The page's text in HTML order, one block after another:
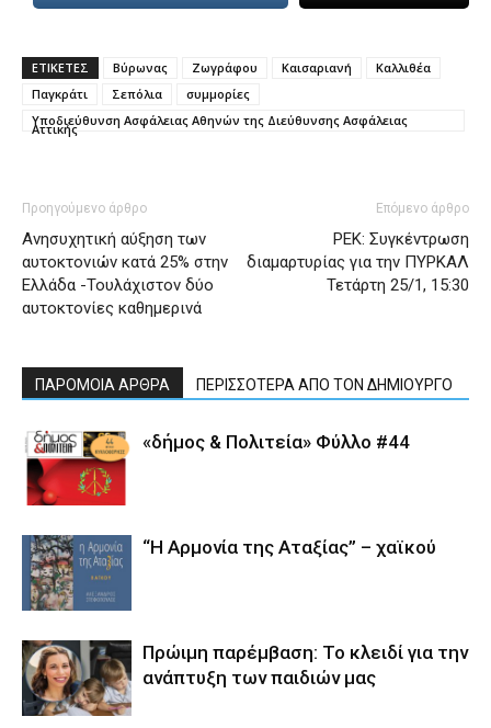
ΕΤΙΚΕΤΕΣ Βύρωνας Ζωγράφου Καισαριανή
Καλλιθέα
Παγκράτι
Σεπόλια
συμμορίες
Υποδιεύθυνση Ασφάλειας Αθηνών της Διεύθυνσης Ασφάλειας
Αττικής
Προηγούμενο άρθρο
Ανησυχητική αύξηση των
αυτοκτονιών κατά 25% στην
Ελλάδα -Τουλάχιστον δύο
αυτοκτονίες καθημερινά
Επόμενο άρθρο
ΡΕΚ: Συγκέντρωση
διαμαρτυρίας για την ΠΥΡΚΑΛ
Τετάρτη 25/1, 15:30
ΠΑΡΟΜΟΙΑ ΑΡΘΡΑ ΠΕΡΙΣΣΟΤΕΡΑ ΑΠΟ ΤΟΝ ΔΗΜΙΟΥΡΓΟ
«δήμος & Πολιτεία» Φύλλο #44
“Η Αρμονία της Αταξίας” – χαϊκού
Πρώιμη παρέμβαση: Το κλειδί για την
ανάπτυξη των παιδιών µας